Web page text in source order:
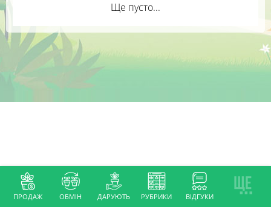
ПРОДАЖ ОБМІН ДАРУЮТЬ РУБРИКИ ВІДГУКИ
Ще пусто...